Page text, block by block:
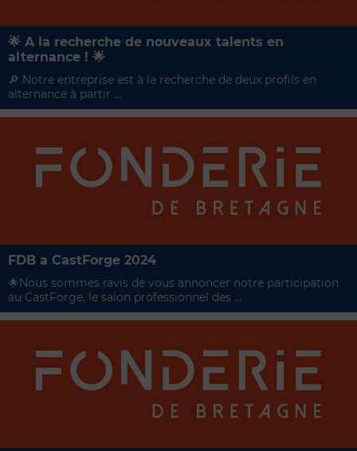
🌟 A la recherche de nouveaux talents en
alternance ! 🌟
🔎 Notre entreprise est à la recherche de deux profils en
alternance à partir ...
FDB a CastForge 2024
🌟​Nous sommes ravis de vous annoncer notre participation
au CastForge, le salon professionnel des ...